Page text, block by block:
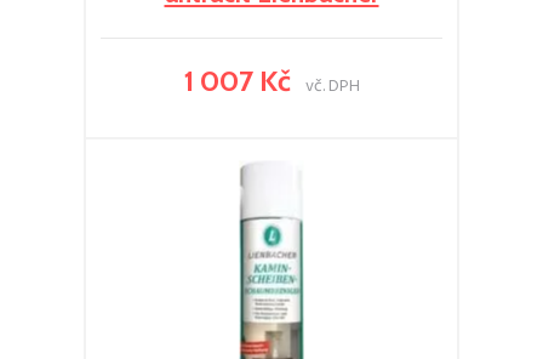
1 007 Kč vč. DPH